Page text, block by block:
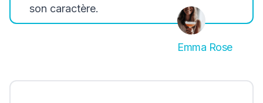
son caractère.
Emma Rose